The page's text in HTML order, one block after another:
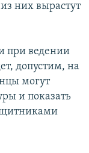
них вырастут
при ведении
допустим, на
могут
и показать